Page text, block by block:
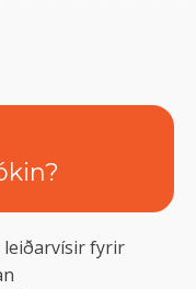
leiðarvísir fyrir